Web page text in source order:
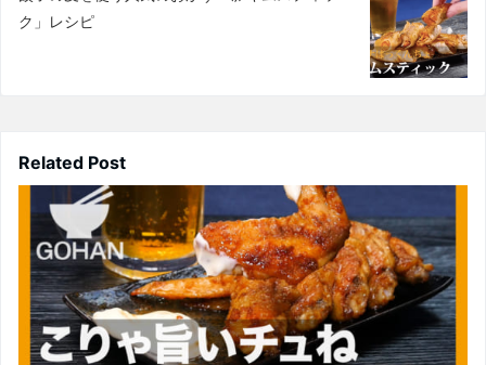
ク」レシピ
Related Post